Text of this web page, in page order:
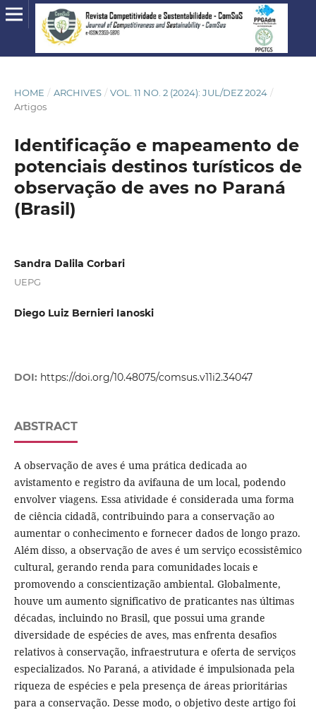
HOME / ARCHIVES / VOL. 11 NO. 2 (2024): JUL/DEZ 2024 /
Artigos
Identificação e mapeamento de
potenciais destinos turísticos de
observação de aves no Paraná
(Brasil)
Sandra Dalila Corbari
UEPG
Diego Luiz Bernieri Ianoski
DOI: https://doi.org/10.48075/comsus.v11i2.34047
ABSTRACT
A observação de aves é uma prática dedicada ao
avistamento e registro da avifauna de um local, podendo
envolver viagens. Essa atividade é considerada uma forma
de ciência cidadã, contribuindo para a conservação ao
aumentar o conhecimento e fornecer dados de longo prazo.
Além disso, a observação de aves é um serviço ecossistêmico
cultural, gerando renda para comunidades locais e
promovendo a conscientização ambiental. Globalmente,
houve um aumento significativo de praticantes nas últimas
décadas, incluindo no Brasil, que possui uma grande
diversidade de espécies de aves, mas enfrenta desafios
relativos à conservação, infraestrutura e oferta de serviços
especializados. No Paraná, a atividade é impulsionada pela
riqueza de espécies e pela presença de áreas prioritárias
para a conservação. Desse modo, o objetivo deste artigo foi